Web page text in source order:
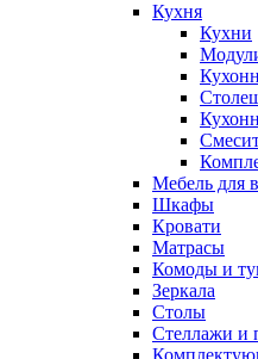
Кухня
Кухни
Мебель для
Шкафы
Кровати
Матрасы
Комоды и
Зеркала
Столы
Стеллажи и